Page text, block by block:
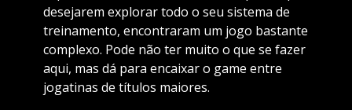
desejarem explorar todo o seu sistema de
treinamento, encontraram um jogo bastante
complexo. Pode não ter muito o que se fazer
aqui, mas dá para encaixar o game entre
jogatinas de títulos maiores.